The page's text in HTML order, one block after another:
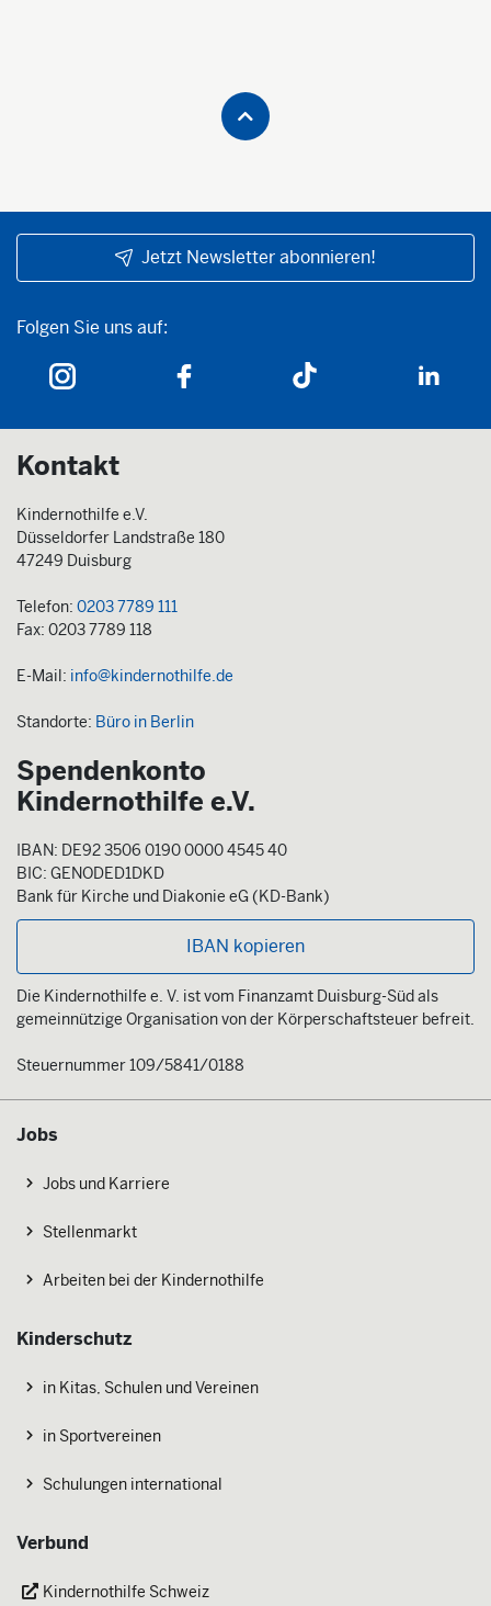
Jetzt Newsletter abonnieren!
Folgen Sie uns auf:
Folgen Sie uns auf:
Kontakt
Kindernothilfe e.V.
Düsseldorfer Landstraße 180
47249 Duisburg
Telefon: 0203 7789 111
Fax: 0203 7789 118
E-Mail: info@kindernothilfe.de
Standorte: Büro in Berlin
Spendenkonto
Kindernothilfe e.V.
IBAN: DE92 3506 0190 0000 4545 40
BIC: GENODED1DKD
Bank für Kirche und Diakonie eG (KD-Bank)
IBAN kopieren
Die Kindernothilfe e. V. ist vom Finanzamt Duisburg-Süd als
gemeinnützige Organisation von der Körperschaftsteuer befreit.
Steuernummer 109/5841/0188
Jobs
Jobs und Karriere
Stellenmarkt
Arbeiten bei der Kindernothilfe
Kinderschutz
in Kitas, Schulen und Vereinen
in Sportvereinen
Schulungen international
Verbund
Kindernothilfe Schweiz